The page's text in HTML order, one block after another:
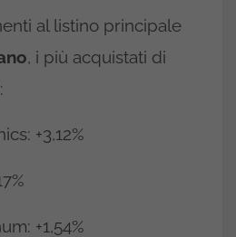
al listino principale
, i più acquistati di
+3,12%
+1,54%